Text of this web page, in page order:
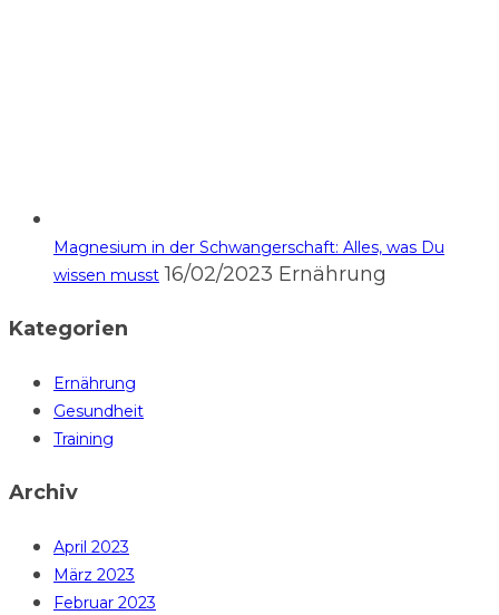
Magnesium in der Schwangerschaft: Alles, was Du
wissen musst 16/02/2023 Ernährung
Kategorien
Ernährung
Gesundheit
Training
Archiv
April 2023
März 2023
Februar 2023